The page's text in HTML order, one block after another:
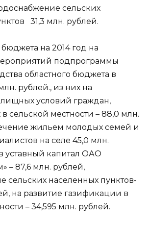
сельских
31,3 млн. рублей.
на 2014 год на
подпрограммы
областного бюджета в
рублей., из них на
условий граждан,
сельской местности – 88,0 млн.
жильем молодых семей и
на селе 45,0 млн.
уставный капитал ОАО
– 87,6 млн. рублей,
сельских населенных пунктов-
на развитие газификации в
– 34,595 млн. рублей.